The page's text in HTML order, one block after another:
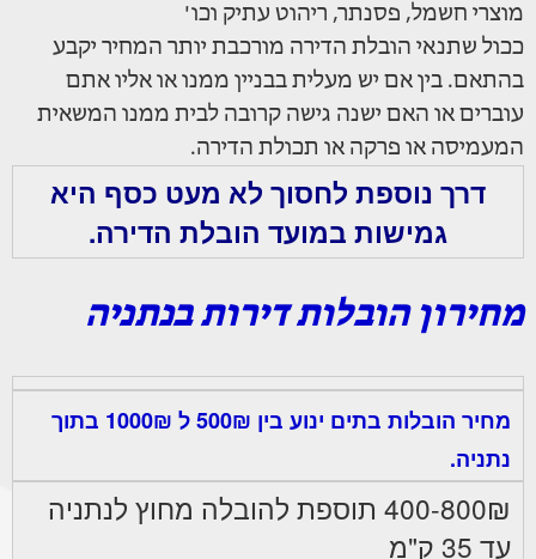
מוצרי חשמל, פסנתר, ריהוט עתיק וכו'
ככול שתנאי הובלת הדירה מורכבת יותר המחיר יקבע
בהתאם. בין אם יש מעלית בבניין ממנו או אליו אתם
עוברים או האם ישנה גישה קרובה לבית ממנו המשאית
המעמיסה או פרקה או תכולת הדירה.
דרך נוספת לחסוך לא מעט כסף היא
גמישות במועד הובלת הדירה.
מחירון הובלות דירות בנתניה
מחיר הובלות בתים ינוע בין 500₪ ל 1000₪ בתוך
נתניה.
400-800₪ תוספת להובלה מחוץ לנתניה
עד 35 ק"מ